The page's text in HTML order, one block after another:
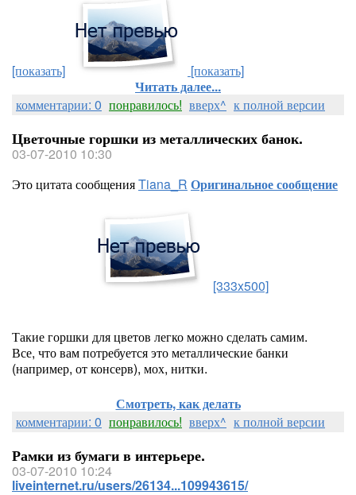
[показать]
[показать]
Читать далее...
комментарии: 0 понравилось! вверх^ к полной версии
Цветочные горшки из металлических банок.
03-07-2010 10:30
Это цитата сообщенияTiana_R Оригинальное сообщение
[333x500]
Такие горшки для цветов легко можно сделать самим.
Все, что вам потребуется это металлические банки
(например, от консерв), мох, нитки.
Смотреть, как делать
комментарии: 0 понравилось! вверх^ к полной версии
Рамки из бумаги в интерьере.
03-07-2010 10:24
liveinternet.ru/users/26134...109943615/